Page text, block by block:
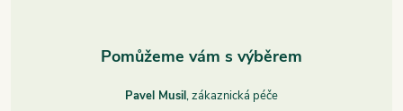
Pavel Musil